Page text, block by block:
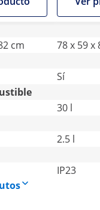
cm
78 x 59 x
Sí
30 l
2.5 l
IP23